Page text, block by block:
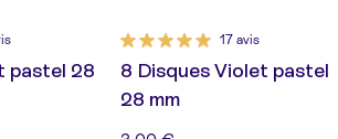
pastel 28
17 avis
8 Disques Violet pastel
28 mm